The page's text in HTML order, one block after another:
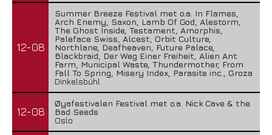
12-08
Summer Breeze Festival met o.a. In Flames,
Arch Enemy, Saxon, Lamb Of God, Alestorm,
The Ghost Inside, Testament, Amorphis,
Paleface Swiss, Alcest, Orbit Culture,
Northlane, Deafheaven, Future Palace,
Blackbraid, Der Weg Einer Freiheit, Alien Ant
Farm, Municipal Waste, Thundermother, From
Fall To Spring, Misery Index, Parasite inc., Groza
Dinkelsbühl
12-08
Øyafestivalen Festival met o.a. Nick Cave & the
Bad Seeds
Oslo